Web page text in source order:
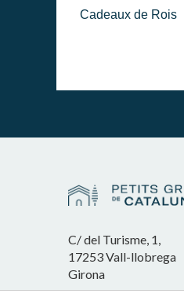
Cadeaux de Rois
C/ del Turisme, 1,
17253 Vall-llobrega
Girona